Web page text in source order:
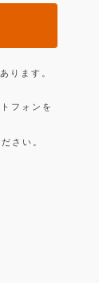
ります。
フォンを
さい。